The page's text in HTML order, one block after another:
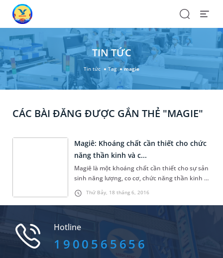
SearchOpen
TIN TỨC
Tin tức Tag magie
CÁC BÀI ĐĂNG ĐƯỢC GẮN THẺ "MAGIE"
Thứ Bảy, 18 tháng 6, 2016
Magiê: Khoáng chất cần thiết cho chức
năng thần kinh và c...
Magiê là một khoáng chất cần thiết cho sự sản
sinh năng lượng, co cơ, chức năng thần kinh và
cấu trúc xương. Magiê huyết thanh cũng có
thể được chỉ định để kiểm tra sự thiếu hụt
Magiê ở người hấp thu kém, suy dinh dưỡng,
tăng đào thải Magiê qua thận.
Hotline
1900565656